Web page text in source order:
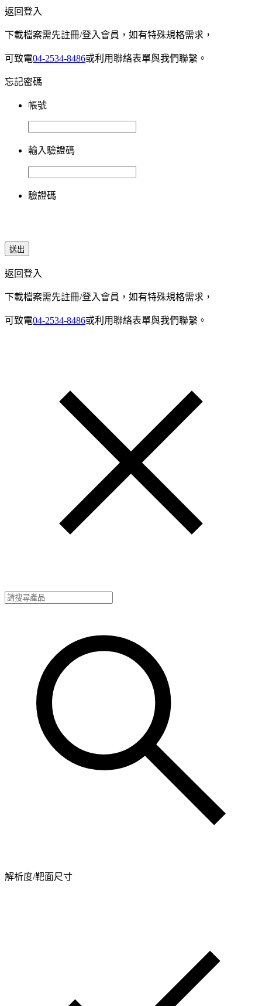
返回登入
下載檔案需先註冊/登入會員，如有特殊規格需求，
可致電04-2534-8486或利用聯絡表單與我們聯繫。
忘記密碼
帳號
輸入驗證碼
驗證碼
送出
返回登入
下載檔案需先註冊/登入會員，如有特殊規格需求，
可致電04-2534-8486或利用聯絡表單與我們聯繫。
解析度/靶面尺寸